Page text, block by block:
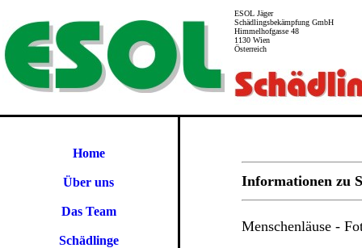
ESOL Jäger
Schädlingsbekämpfung GmbH
Himmelhofgasse 48
1130 Wien
Österreich
Home
Über uns
Das Team
Schädlinge
Informationen zu
Menschenläuse -